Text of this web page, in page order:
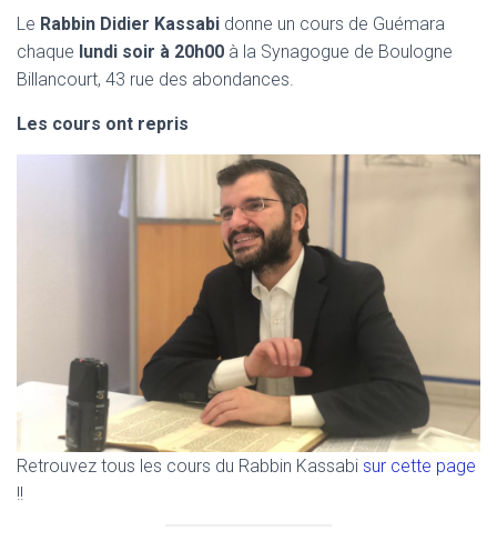
Le Rabbin Didier Kassabi donne un cours de Guémara
chaque lundi soir à 20h00 à la Synagogue de Boulogne
Billancourt, 43 rue des abondances.
Les cours ont repris
Retrouvez tous les cours du Rabbin Kassabi sur cette page
!!